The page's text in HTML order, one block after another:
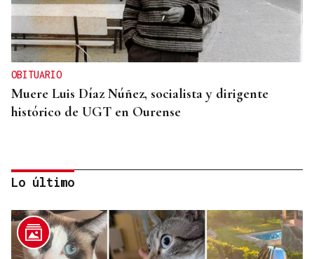
OBITUARIO
Muere Luis Díaz Núñez, socialista y dirigente
histórico de UGT en Ourense
Lo último